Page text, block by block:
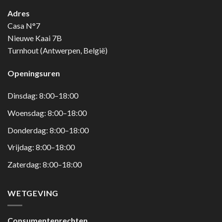
Adres
Casa N°7
Nieuwe Kaai 7B
Turnhout (Antwerpen, België)
Openingsuren
Dinsdag: 8:00–18:00
Woensdag: 8:00–18:00
Donderdag: 8:00–18:00
Vrijdag: 8:00–18:00
Zaterdag: 8:00–18:00
WETGEVING